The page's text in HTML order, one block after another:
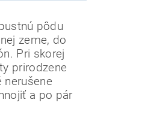
pôdu
zeme, do
Pri skorej
prirodzene
nerušene
a po pár